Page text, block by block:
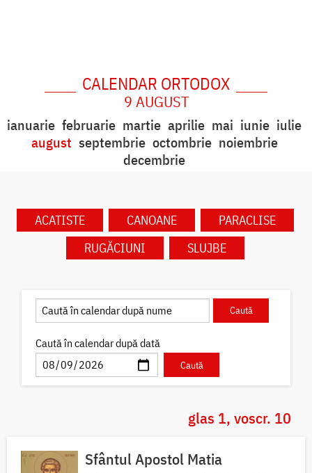
CALENDAR ORTODOX
9 AUGUST
ianuarie februarie martie aprilie mai iunie iulie
august septembrie octombrie noiembrie
decembrie
ACATISTE CANOANE
PARACLISE
RUGĂCIUNI
SLUJBE
Caută în calendar după dată
glas 1, voscr. 10
Sfântul Apostol Matia